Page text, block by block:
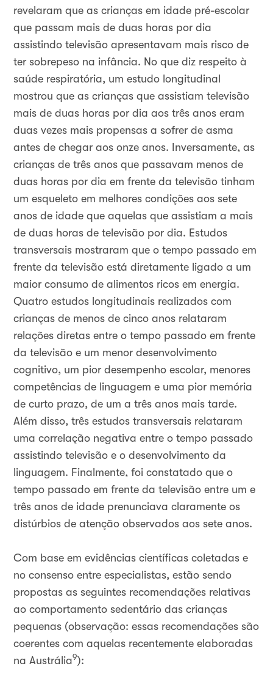
revelaram que as crianças em idade pré-escolar
que passam mais de duas horas por dia
assistindo televisão apresentavam mais risco de
ter sobrepeso na infância. No que diz respeito à
saúde respiratória, um estudo longitudinal
mostrou que as crianças que assistiam televisão
mais de duas horas por dia aos três anos eram
duas vezes mais propensas a sofrer de asma
antes de chegar aos onze anos. Inversamente, as
crianças de três anos que passavam menos de
duas horas por dia em frente da televisão tinham
um esqueleto em melhores condições aos sete
anos de idade que aquelas que assistiam a mais
de duas horas de televisão por dia. Estudos
transversais mostraram que o tempo passado em
frente da televisão está diretamente ligado a um
maior consumo de alimentos ricos em energia.
Quatro estudos longitudinais realizados com
crianças de menos de cinco anos relataram
relações diretas entre o tempo passado em frente
da televisão e um menor desenvolvimento
cognitivo, um pior desempenho escolar, menores
competências de linguagem e uma pior memória
de curto prazo, de um a três anos mais tarde.
Além disso, três estudos transversais relataram
uma correlação negativa entre o tempo passado
assistindo televisão e o desenvolvimento da
linguagem. Finalmente, foi constatado que o
tempo passado em frente da televisão entre um e
três anos de idade prenunciava claramente os
distúrbios de atenção observados aos sete anos.
Com base em evidências científicas coletadas e
no consenso entre especialistas, estão sendo
propostas as seguintes recomendações relativas
ao comportamento sedentário das crianças
pequenas (observação: essas recomendações são
coerentes com aquelas recentemente elaboradas
na Austrália9):